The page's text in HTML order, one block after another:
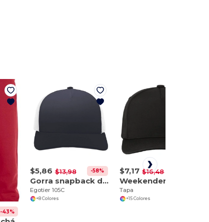
-43%
$5,86 $13,98 -58%
Gorra snapback de camionero de 5 paneles
Egotier 105C
+8 Colores
$7,17 $16,48
Weekender P421
Tapa
+15 Colores